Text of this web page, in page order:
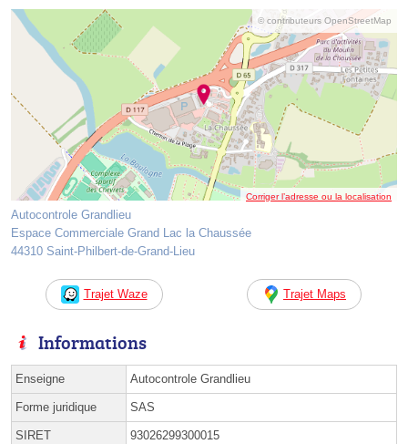
© contributeurs OpenStreetMap
Corriger l’adresse ou la localisation
Autocontrole Grandlieu
Espace Commerciale Grand Lac la Chaussée
44310 Saint-Philbert-de-Grand-Lieu
Trajet Waze Trajet Maps
Informations
Enseigne Autocontrole Grandlieu
Forme juridique SAS
SIRET 93026299300015